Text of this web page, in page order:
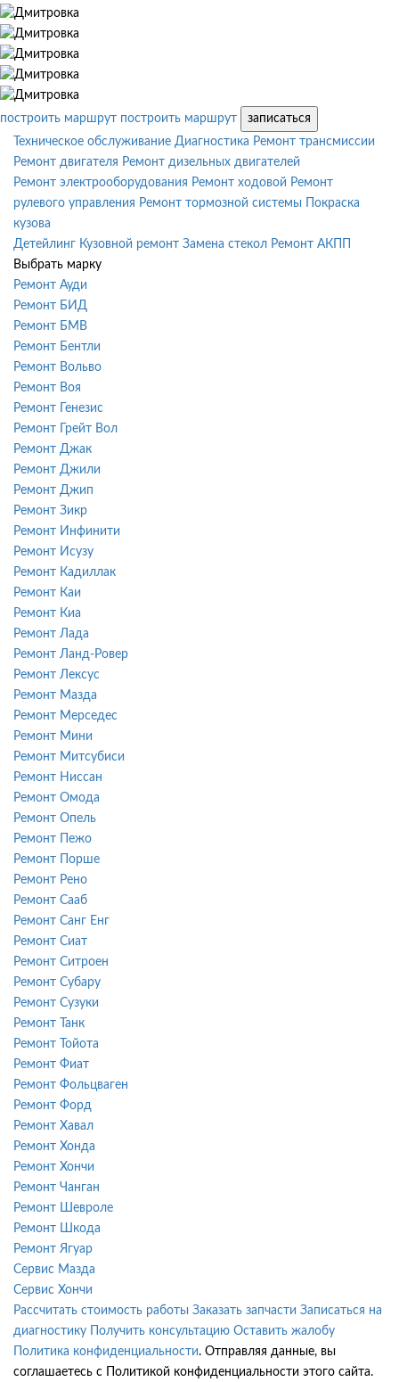
построить маршрут построить маршрут
записаться
Техническое обслуживание Диагностика Ремонт трансмиссии
Ремонт двигателя Ремонт дизельных двигателей
Ремонт электрооборудования Ремонт ходовой Ремонт
рулевого управления Ремонт тормозной системы
Покраска
кузова
Детейлинг Кузовной ремонт Замена стекол Ремонт АКПП
Выбрать марку
Ремонт Ауди
Ремонт БИД
Ремонт БМВ
Ремонт Бентли
Ремонт Вольво
Ремонт Воя
Ремонт Генезис
Ремонт Грейт Вол
Ремонт Джак
Ремонт Джили
Ремонт Джип
Ремонт Зикр
Ремонт Инфинити
Ремонт Исузу
Ремонт Кадиллак
Ремонт Каи
Ремонт Киа
Ремонт Лада
Ремонт Ланд-Ровер
Ремонт Лексус
Ремонт Мазда
Ремонт Мерседес
Ремонт Мини
Ремонт Митсубиси
Ремонт Ниссан
Ремонт Омода
Ремонт Опель
Ремонт Пежо
Ремонт Порше
Ремонт Рено
Ремонт Сааб
Ремонт Санг Енг
Ремонт Сиат
Ремонт Ситроен
Ремонт Субару
Ремонт Сузуки
Ремонт Танк
Ремонт Тойота
Ремонт Фиат
Ремонт Фольцваген
Ремонт Форд
Ремонт Хавал
Ремонт Хонда
Ремонт Хончи
Ремонт Чанган
Ремонт Шевроле
Ремонт Шкода
Ремонт Ягуар
Сервис Мазда
Сервис Хончи
Рассчитать стоимость работы Заказать запчасти Записаться на
диагностику
Получить консультацию Оставить жалобу
Политика конфиденциальности. Отправляя данные, вы
соглашаетесь с Политикой конфиденциальности этого сайта.